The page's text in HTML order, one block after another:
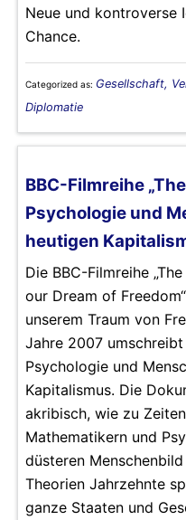
Neue und kontroverse
Chance.
Categorized as: Gesellschaft,
Diplomatie
BBC-Filmreihe
Psychologie und
heutigen
Die BBC-Filmreihe
our Dream of
unserem Traum von
Jahre 2007
Psychologie und
Kapitalismus. Die
akribisch, wie zu
Mathematikern und
düsteren
Theorien Jahrzehnte
ganze Staaten und